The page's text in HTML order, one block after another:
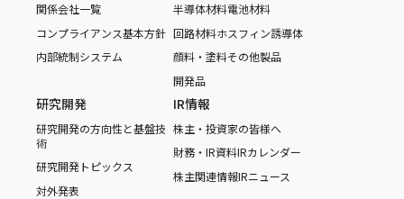
関係会社一覧
コンプライアンス基本方針
内部統制システム
半導体材料電池材料
回路材料ホスフィン誘導体
顔料・塗料その他製品
開発品
研究開発
研究開発の方向性と基盤技
術
研究開発トピックス
対外発表
IR情報
株主・投資家の皆様へ
財務・IR資料IRカレンダー
株主関連情報IRニュース